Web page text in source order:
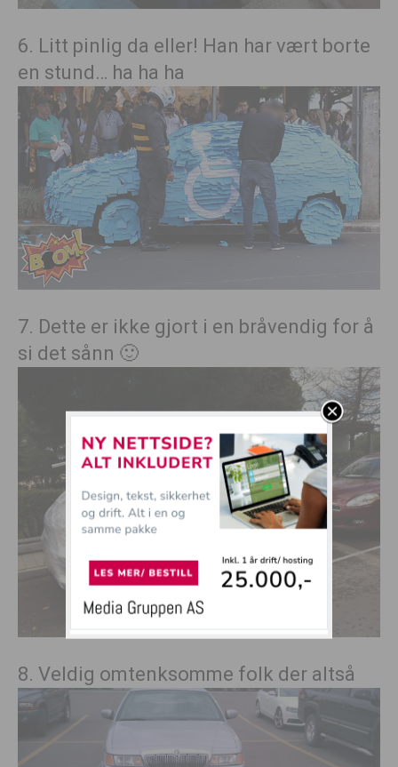
6. Litt pinlig da eller! Han har vært borte
en stund… ha ha ha
7. Dette er ikke gjort i en bråvendig for å
si det sånn 🙂
8. Veldig omtenksomme folk der altså